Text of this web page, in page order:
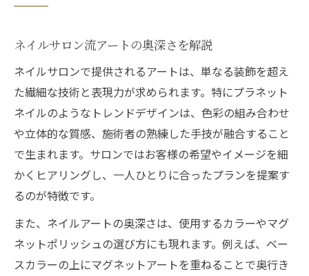
ネイルサロン流アートの奥深さを解説
ネイルサロンで提供されるアートは、単なる装飾を超え
た繊細な技術と表現力が求められます。特にプラネット
ネイルのようなトレンドデザインは、色彩の組み合わせ
や立体的な質感、施術者の熟練した手技が融合すること
で生まれます。サロンではお客様の希望やイメージを細
かくヒアリングし、一人ひとりに合ったプランを提案す
るのが特徴です。
また、ネイルアートの奥深さは、使用するカラーやマグ
ネットポリッシュの選び方にも現れます。例えば、ベー
スカラーの上にマグネットアートを重ねることで奥行き